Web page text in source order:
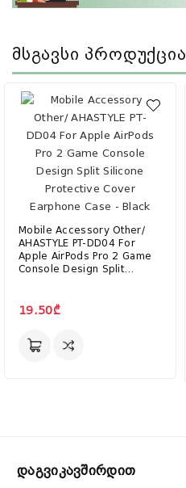
Მსგავსი Პროდუქცია
Mobile Accessory Other/
AHASTYLE PT-DD04 For
Apple AirPods Pro 2 Game
Console Design Split
19.50₾
Დაგვიკავშირდით